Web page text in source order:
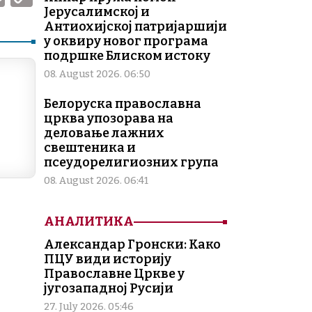
m
ai
l
o
p
y
Li
n
k
Јерусалимској и
Антиохијској патријаршији
у оквиру новог програма
подршке Блиском истоку
08. August 2026. 06:50
Белоруска православна
црква упозорава на
деловање лажних
свештеника и
псеудорелигиозних група
08. August 2026. 06:41
АНАЛИТИКА
Александар Гронски: Како
ПЦУ види историју
Православне Цркве у
југозападној Русији
27. July 2026. 05:46